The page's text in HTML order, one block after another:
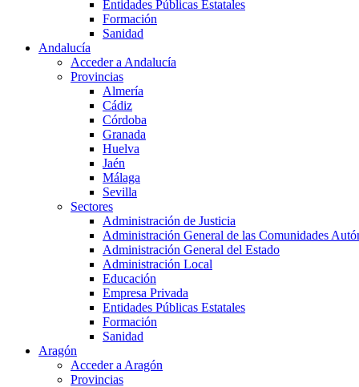
Entidades Públicas Estatales
Formación
Sanidad
Andalucía
Acceder a Andalucía
Provincias
Almería
Cádiz
Córdoba
Granada
Huelva
Jaén
Málaga
Sevilla
Sectores
Administración de Justicia
Administración General de las Comunidades
Administración General del Estado
Administración Local
Educación
Empresa Privada
Entidades Públicas Estatales
Formación
Sanidad
Aragón
Acceder a Aragón
Provincias